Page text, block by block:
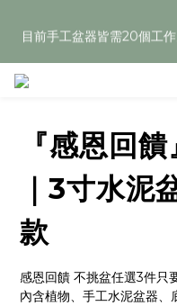
目前手工盆器皆需20個工
『感恩回
｜3寸水泥
款
感恩回饋 不挑盆任選3件只
內含植物、手工水泥盆器、